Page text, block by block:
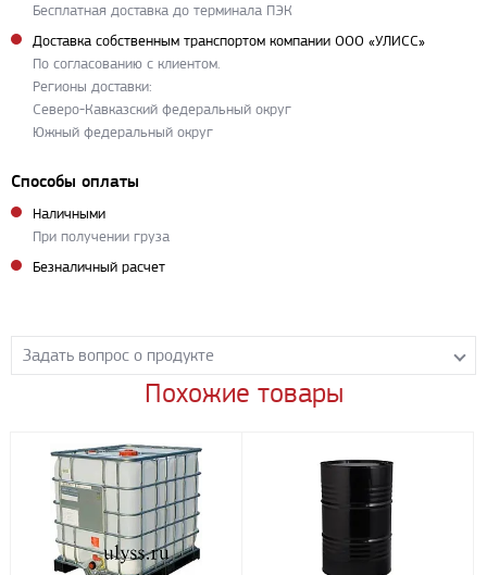
Бесплатная доставка до терминала ПЭК
Доставка собственным транспортом компании ООО «УЛИСС»
По согласованию с клиентом.
Регионы доставки:
Северо-Кавказский федеральный округ
Южный федеральный округ
Способы оплаты
Наличными
При получении груза
Безналичный расчет
Задать вопрос о продукте
Задайте нашим менеджерам вопрос о данном продукте.
Похожие товары